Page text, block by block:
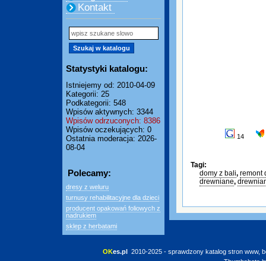
Kontakt
Statystyki katalogu:
Istniejemy od: 2010-04-09
Kategorii: 25
Podkategorii: 548
Wpisów aktywnych: 3344
Wpisów odrzuconych: 8386
Wpisów oczekujących: 0
Ostatnia moderacja: 2026-
08-04
Polecamy:
dresy z weluru
turnusy rehabilitacyjne dla dzieci
producent opakowań foliowych z
nadrukiem
sklep z herbatami
14
Tagi:
domy z bali, remont
drewniane,
OKes.pl 2010-2025 - sprawdzony katalog stron www,